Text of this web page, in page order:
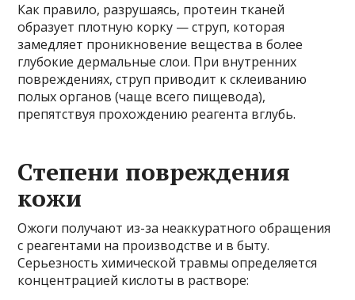
Как правило, разрушаясь, протеин тканей
образует плотную корку — струп, которая
замедляет проникновение вещества в более
глубокие дермальные слои. При внутренних
повреждениях, струп приводит к склеиванию
полых органов (чаще всего пищевода),
препятствуя прохождению реагента вглубь.
Степени повреждения
кожи
Ожоги получают из-за неаккуратного обращения
с реагентами на производстве и в быту.
Серьезность химической травмы определяется
концентрацией кислоты в растворе: